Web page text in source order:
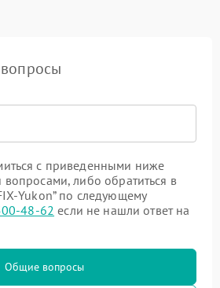
с приведенными ниже
либо обратиться в
Yukon” по следующему
48-62 если не нашли ответ на
Общие вопросы